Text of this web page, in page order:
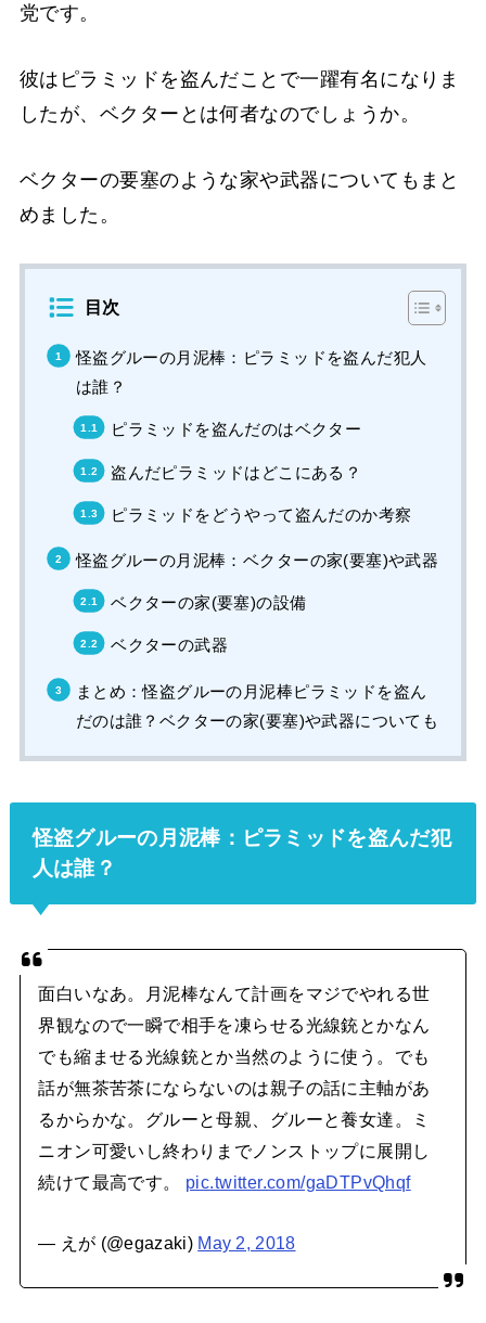
党です。
彼はピラミッドを盗んだことで一躍有名になりま
したが、ベクターとは何者なのでしょうか。
ベクターの要塞のような家や武器についてもまと
めました。
目次
怪盗グルーの月泥棒：ピラミッドを盗んだ犯人
は誰？
ピラミッドを盗んだのはベクター
盗んだピラミッドはどこにある？
ピラミッドをどうやって盗んだのか考察
怪盗グルーの月泥棒：ベクターの家(要塞)や武器
ベクターの家(要塞)の設備
ベクターの武器
まとめ：怪盗グルーの月泥棒ピラミッドを盗ん
だのは誰？ベクターの家(要塞)や武器についても
怪盗グルーの月泥棒：ピラミッドを盗んだ犯
人は誰？
面白いなあ。月泥棒なんて計画をマジでやれる世
界観なので一瞬で相手を凍らせる光線銃とかなん
でも縮ませる光線銃とか当然のように使う。でも
話が無茶苦茶にならないのは親子の話に主軸があ
るからかな。グルーと母親、グルーと養女達。ミ
ニオン可愛いし終わりまでノンストップに展開し
続けて最高です。 pic.twitter.com/gaDTPvQhqf
— えが (@egazaki) May 2, 2018